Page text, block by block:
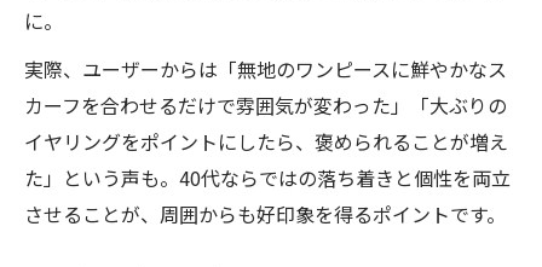
に。
実際、ユーザーからは「無地のワンピースに鮮やかなス
カーフを合わせるだけで雰囲気が変わった」「大ぶりの
イヤリングをポイントにしたら、褒められることが増え
た」という声も。40代ならではの落ち着きと個性を両立
させることが、周囲からも好印象を得るポイントです。